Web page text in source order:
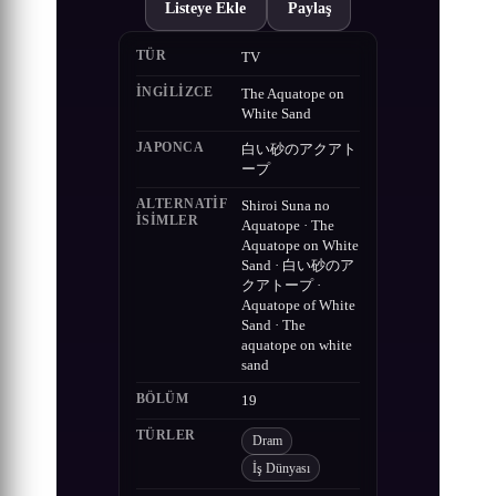
Listeye Ekle Paylaş
TÜR TV
İNGILIZCE
The Aquatope on
White Sand
JAPONCA
白い砂のアクアト
ープ
ALTERNATIF
ISIMLER
Shiroi Suna no
Aquatope · The
Aquatope on White
Sand · 白い砂のア
クアトープ ·
Aquatope of White
Sand · The
aquatope on white
sand
BÖLÜM 19
TÜRLER Dram
İş Dünyası